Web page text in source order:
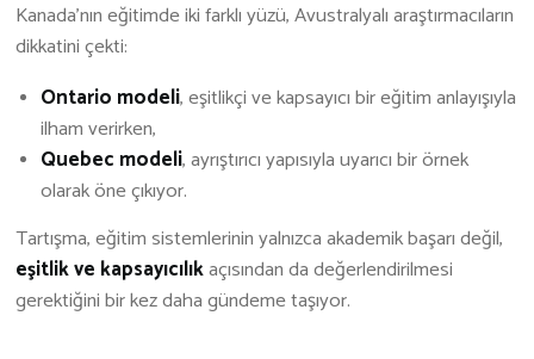
Kanada’nın eğitimde iki farklı yüzü, Avustralyalı araştırmacıların
dikkatini çekti:
Ontario modeli, eşitlikçi ve kapsayıcı bir eğitim anlayışıyla
ilham verirken,
Quebec modeli, ayrıştırıcı yapısıyla uyarıcı bir örnek
olarak öne çıkıyor.
Tartışma, eğitim sistemlerinin yalnızca akademik başarı değil,
eşitlik ve kapsayıcılıkaçısından da değerlendirilmesi
gerektiğini bir kez daha gündeme taşıyor.